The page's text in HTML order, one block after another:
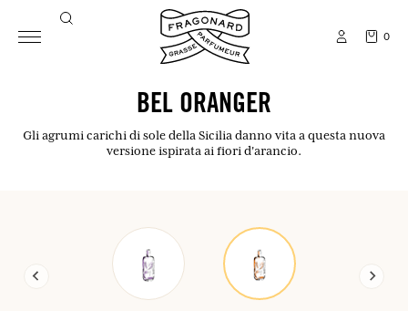
0
BEL ORANGER
Gli agrumi carichi di sole della Sicilia danno vita a questa nuova
versione ispirata ai fiori d'arancio.